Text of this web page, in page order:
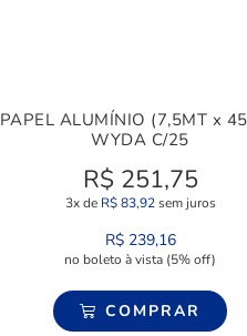
PAPEL ALUMÍNIO (7,5MT x
WYDA C/25
R$ 251,75
3x de R$83,92sem juros
R$239,16
no boleto à vista (5% off)
COMPRAR